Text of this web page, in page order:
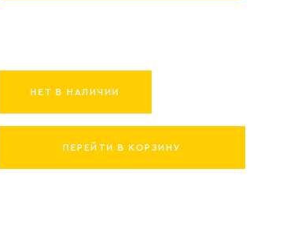
НЕТ В НАЛИЧИИ
ПЕРЕЙТИ В КОРЗИНУ